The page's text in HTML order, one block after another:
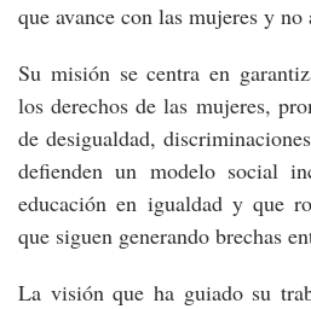
que avance con las mujeres y
Su misión se centra en
los derechos de las mujeres,
de desigualdad,
defienden un modelo social
educación en igualdad y que
que siguen generando brechas
La visión que ha guiado su